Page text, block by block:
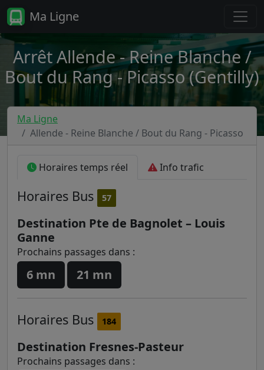
Ma Ligne
Arrêt Allende - Reine Blanche /
Bout du Rang - Picasso (Gentilly)
Ma Ligne
Allende - Reine Blanche / Bout du Rang - Picasso
Horaires temps réel Info trafic
Horaires Bus 57
Destination Pte de Bagnolet – Louis
Ganne
Prochains passages dans :
6 mn 21 mn
Horaires Bus 184
Destination Fresnes-Pasteur
Prochains passages dans :